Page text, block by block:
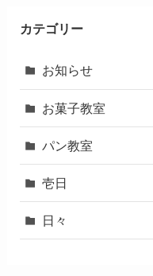
カテゴリー
お知らせ
お菓子教室
パン教室
壱日
日々